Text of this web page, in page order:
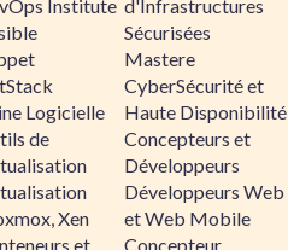
Institute
Logicielle
de
Xen
et
d'Infrastructures
Sécurisées
Mastere
CyberSécurité et
Haute Disponibilité
Concepteurs et
Développeurs
Développeurs Web
et Web Mobile
Concepteur